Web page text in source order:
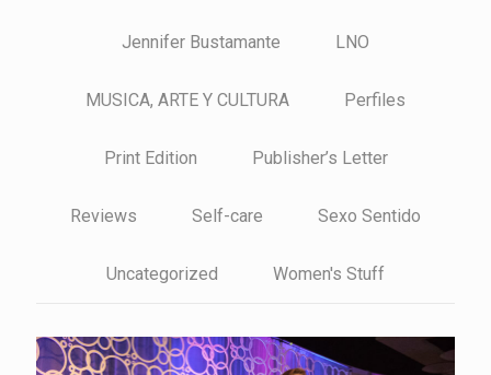
Jennifer Bustamante LNO
MUSICA, ARTE Y CULTURA Perfiles
Print Edition Publisher’s Letter
Reviews Self-care Sexo Sentido
Uncategorized Women's Stuff